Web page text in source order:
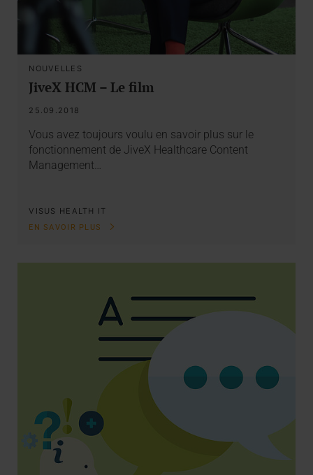
NOUVELLES
JiveX HCM – Le film
25.09.2018
Vous avez toujours voulu en savoir plus sur le
fonctionnement de JiveX Healthcare Content
Management…
VISUS HEALTH IT
EN SAVOIR PLUS